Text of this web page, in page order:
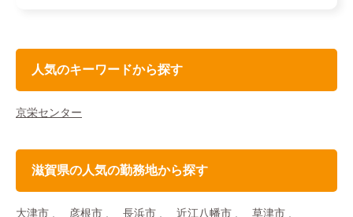
人気のキーワードから探す
京栄センター
滋賀県の人気の勤務地から探す
大津市 彦根市 長浜市 近江八幡市
草津市